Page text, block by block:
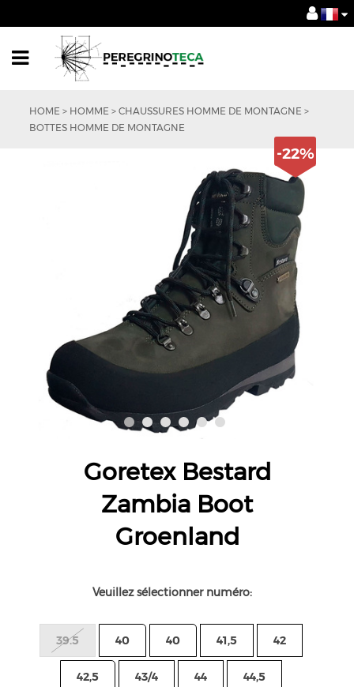
HOME > HOMME > CHAUSSURES HOMME DE MONTAGNE >
BOTTES HOMME DE MONTAGNE
-22%
Goretex Bestard
Zambia Boot
Groenland
Veuillez sélectionner numéro:
39.5 40 40 41,5 42
42,5 43/4 44 44,5